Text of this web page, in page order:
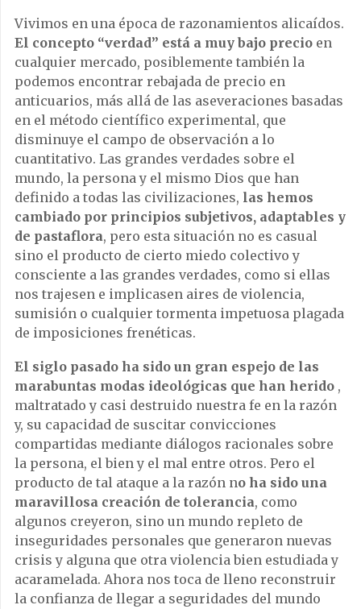
Vivimos en una época de razonamientos alicaídos.
El concepto “verdad” está a muy bajo precio en
cualquier mercado, posiblemente también la
podemos encontrar rebajada de precio en
anticuarios, más allá de las aseveraciones basadas
en el método científico experimental, que
disminuye el campo de observación a lo
cuantitativo. Las grandes verdades sobre el
mundo, la persona y el mismo Dios que han
definido a todas las civilizaciones, las hemos
cambiado por principios subjetivos, adaptables y
de pastaflora, pero esta situación no es casual
sino el producto de cierto miedo colectivo y
consciente a las grandes verdades, como si ellas
nos trajesen e implicasen aires de violencia,
sumisión o cualquier tormenta impetuosa plagada
de imposiciones frenéticas.
El siglo pasado ha sido un gran espejo de las
marabuntas modas ideológicas que han herido ,
maltratado y casi destruido nuestra fe en la razón
y, su capacidad de suscitar convicciones
compartidas mediante diálogos racionales sobre
la persona, el bien y el mal entre otros. Pero el
producto de tal ataque a la razón no ha sido una
maravillosa creación de tolerancia, como
algunos creyeron, sino un mundo repleto de
inseguridades personales que generaron nuevas
crisis y alguna que otra violencia bien estudiada y
acaramelada. Ahora nos toca de lleno reconstruir
la confianza de llegar a seguridades del mundo